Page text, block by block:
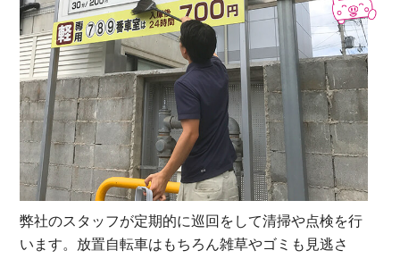
弊社のスタッフが定期的に巡回をして清掃や点検を行
います。放置自転車はもちろん雑草やゴミも見逃さ